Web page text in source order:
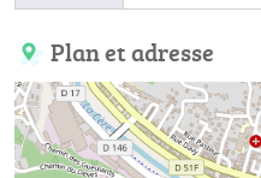
Plan et adresse